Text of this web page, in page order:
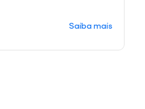
Saiba mais